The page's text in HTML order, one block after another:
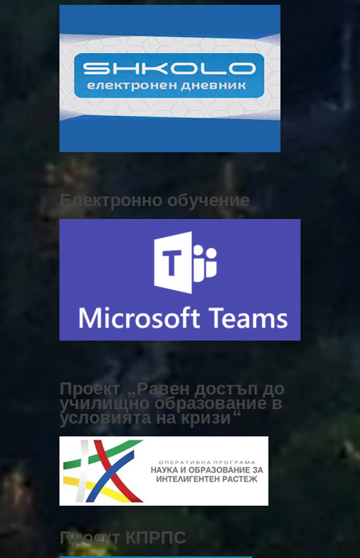
Електронно обучение
Проект „Равен достъп до
училищно образование в
условията на кризи“
Проект КПРПС